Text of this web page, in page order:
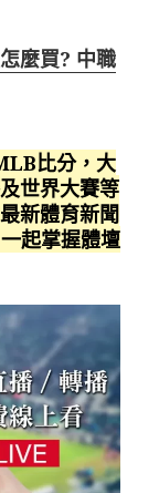
麼買? 中職
比分，大
世界大賽等
新體育新聞
一起掌握體壇